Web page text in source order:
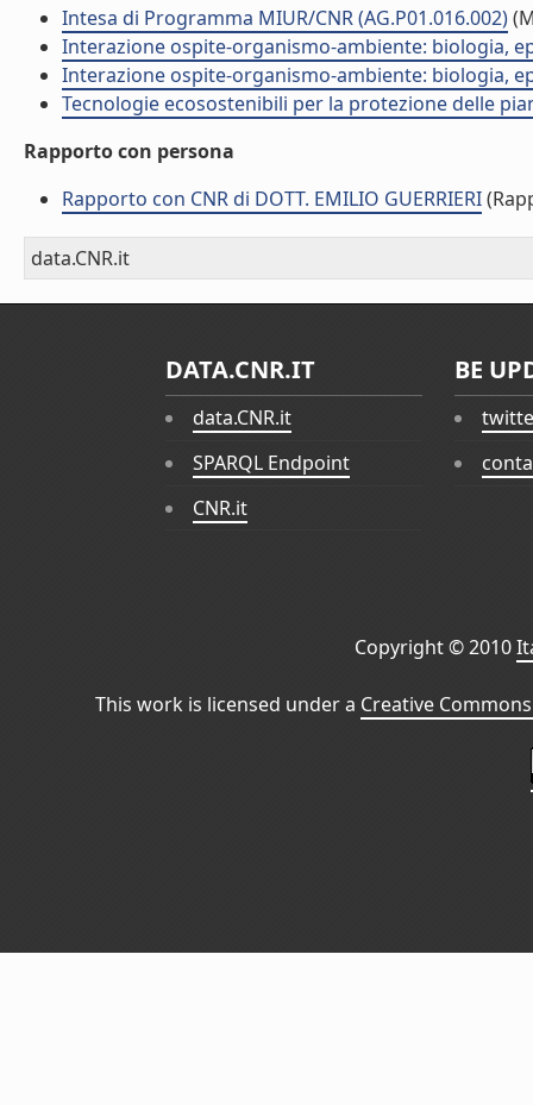
Intesa di Programma MIUR/CNR (AG.P01.016.002)
Interazione ospite-organismo-ambiente: biologia,
Interazione ospite-organismo-ambiente: biologia,
Tecnologie ecosostenibili per la protezione delle
Rapporto con persona
Rapporto con CNR di DOTT. EMILIO GUERRIERI
data.CNR.it
DATA.CNR.IT
data.CNR.it
SPARQL Endpoint
CNR.it
BE
Copyright © 2010
This work is licensed under a Creative